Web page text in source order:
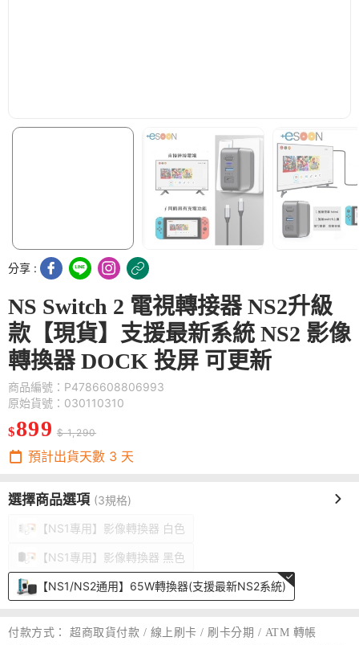
分享 :
NS Switch 2 電視轉接器 NS2升級
款【現貨】支援最新系統 NS2 影像
轉換器 DOCK 投屏 可更新
商品編號：P4786608806993
原始貨號：030110310
$899 $ 1,290
預計出貨天數 3 天
選擇商品選項 (3規格)
【NS1專用】影像轉換器 白色
【NS1專用】影像轉換器 黑色
【NS1/NS2通用】65W轉換器(支援最新NS2系統)
付款方式：
超商取貨付款 / 線上刷卡 / 刷卡分期 / ATM 轉帳